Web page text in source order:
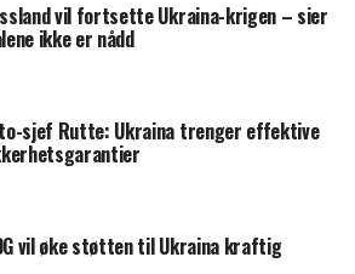
vil fortsette Ukraina-krigen – sier
ikke er nådd
sjef Rutte: Ukraina trenger effektive
vil øke støtten til Ukraina kraftig